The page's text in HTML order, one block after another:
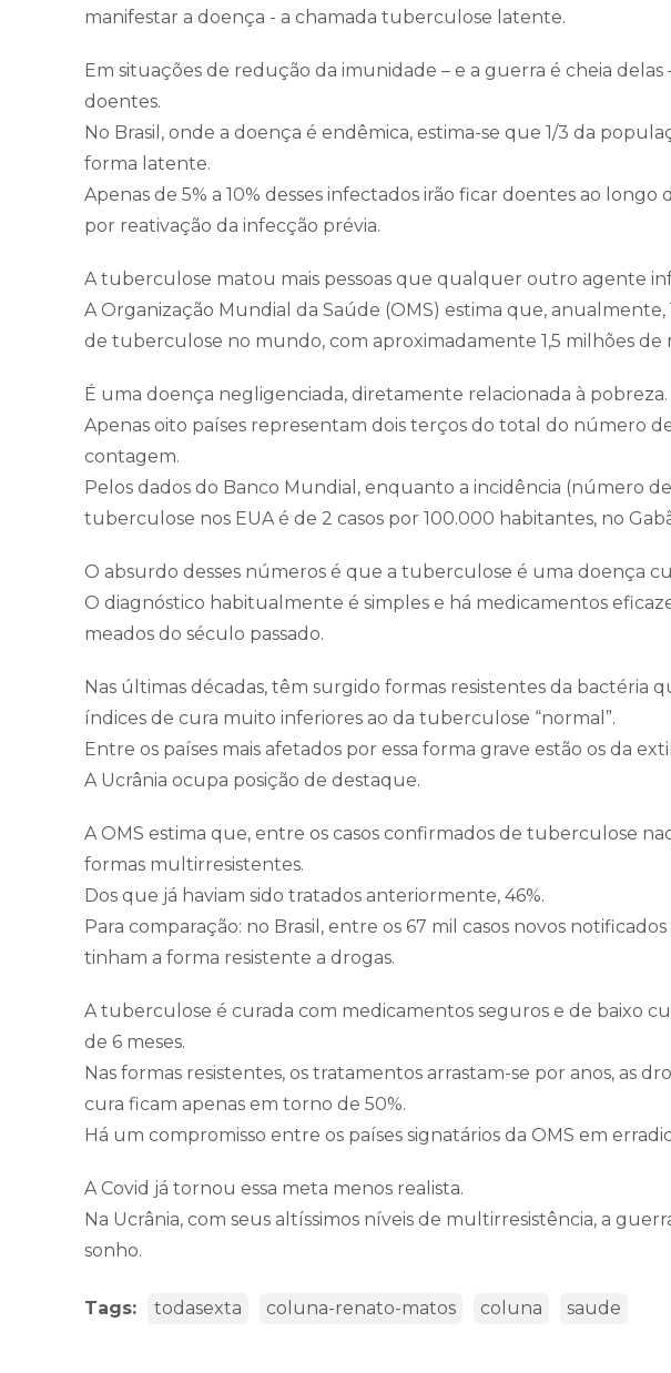
manifestar a doença - a chamada tuberculose latente.
Em situações de redução da imunidade – e a guerra é cheia delas
doentes.
No Brasil, onde a doença é endêmica, estima-se que 1/3 da
forma latente.
Apenas de 5% a 10% desses infectados irão ficar doentes ao longo
por reativação da infecção prévia.
A tuberculose matou mais pessoas que qualquer outro agente
A Organização Mundial da Saúde (OMS) estima que, anualmente,
de tuberculose no mundo, com aproximadamente 1,5 milhões de
É uma doença negligenciada, diretamente relacionada à pobreza.
Apenas oito países representam dois terços do total do número
contagem.
Pelos dados do Banco Mundial, enquanto a incidência (número
tuberculose nos EUA é de 2 casos por 100.000 habitantes, no
O absurdo desses números é que a tuberculose é uma doença
O diagnóstico habitualmente é simples e há medicamentos
meados do século passado.
Nas últimas décadas, têm surgido formas resistentes da bactéria
índices de cura muito inferiores ao da tuberculose “normal”.
Entre os países mais afetados por essa forma grave estão os da
A Ucrânia ocupa posição de destaque.
A OMS estima que, entre os casos confirmados de tuberculose
formas multirresistentes.
Dos que já haviam sido tratados anteriormente, 46%.
Para comparação: no Brasil, entre os 67 mil casos novos
tinham a forma resistente a drogas.
A tuberculose é curada com medicamentos seguros e de baixo
de 6 meses.
Nas formas resistentes, os tratamentos arrastam-se por anos, as
cura ficam apenas em torno de 50%.
Há um compromisso entre os países signatários da OMS em
A Covid já tornou essa meta menos realista.
Na Ucrânia, com seus altíssimos níveis de multirresistência, a
sonho.
Tags: todasexta coluna-renato-matos coluna saude